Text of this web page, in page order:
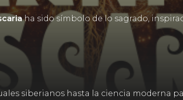
ha sido símbolo de lo sagrado,
siberianos hasta la ciencia moderna